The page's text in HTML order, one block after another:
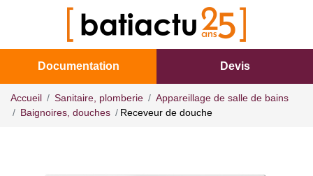
Documentation Devis
Accueil Sanitaire, plomberie
Appareillage de salle de bains
Baignoires, douches
Receveur de douche